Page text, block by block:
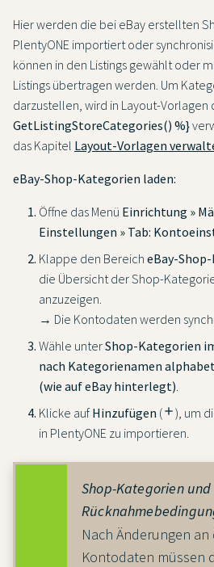
Hier werden die bei eBay erstellten
PlentyONE importiert oder
können in den Listings gewählt oder
Listings übertragen werden. Um
darzustellen, wird in Layout-Vorlagen
GetListingStoreCategories() %}
das Kapitel Layout-Vorlagen
eBay-Shop-Kategorien laden:
Öffne das Menü Einrichtung »
Einstellungen » Tab:
Klappe den Bereich eBay-
die Übersicht der Shop-
anzuzeigen.
→ Die Kontodaten werden
Wähle unterShop-Kategorien
nach Kategorienamen
(wie auf eBay hinterlegt).
Klicke auf Hinzufügen (add), um
in PlentyONE zu importieren.
Shop-Kategorien und
Nach Änderungen an
Kontodaten müssen